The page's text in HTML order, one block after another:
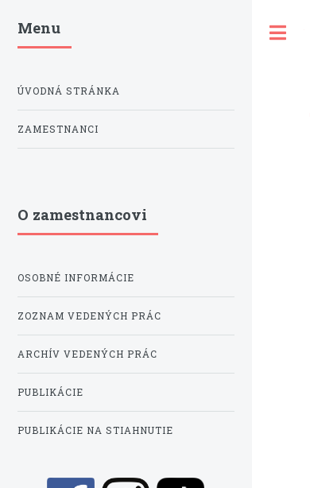
Menu
ÚVODNÁ STRÁNKA
ZAMESTNANCI
O zamestnancovi
OSOBNÉ INFORMÁCIE
ZOZNAM VEDENÝCH PRÁC
ARCHÍV VEDENÝCH PRÁC
PUBLIKÁCIE
PUBLIKÁCIE NA STIAHNUTIE